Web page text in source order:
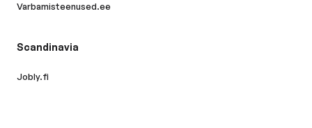
Varbamisteenused.ee
Scandinavia
Jobly.fi